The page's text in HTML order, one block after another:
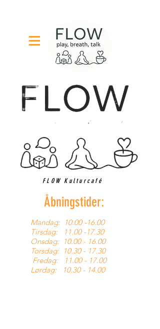
FLOW Kulturcafé
Åbningstider:
Mandag: 10.00 -16.00
Tirsdag:
11.00 -17.30
Onsdag: 10.00 - 16.00
Torsdag: 10.30 - 17.30
Fredag:
11.00 - 17.00
Lørdag:
10.30 - 14.00